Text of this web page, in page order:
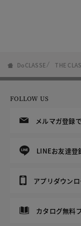
DoCLASSE THE
FOLLOW US
メルマガ登録
LINEお友達登
アプリダウン
カタログ無料